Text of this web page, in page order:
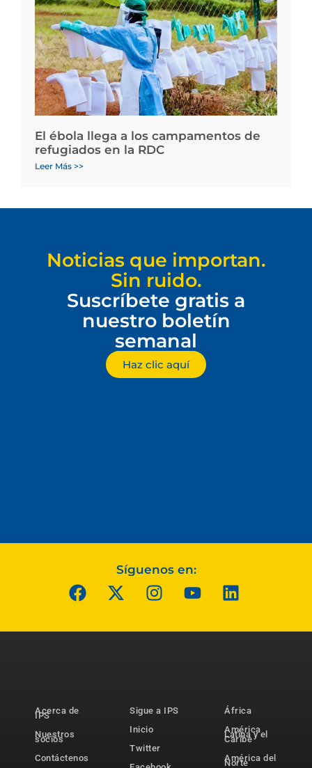
El ébola llega a los campamentos de
refugiados en la RDC
Leer Más >>
Noticias que importan.
Sin ruido.
Suscríbete gratis a
nuestro boletín
semanal
Haz clic aquí
Síguenos en:
Acerca de
IPS
Nuestros
socios
Contáctenos
Sigue a IPS
Inicio
Twitter
África
América
Latina y el
Caribe
América del
Norte